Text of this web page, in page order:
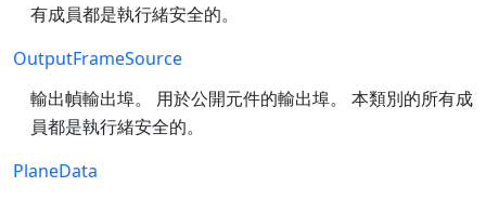
有成員都是執行緒安全的。
OutputFrameSource
輸出幀輸出埠。 用於公開元件的輸出埠。 本類別的所有成
員都是執行緒安全的。
PlaneData